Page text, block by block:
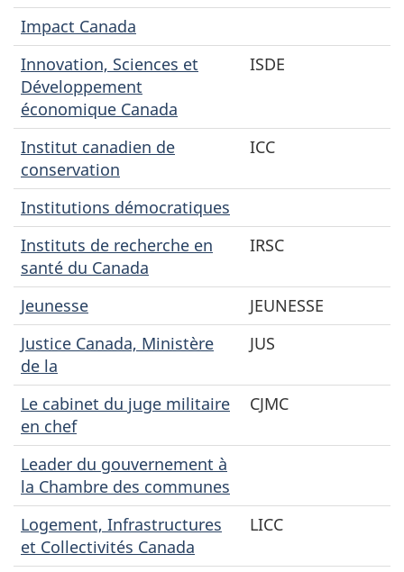
Impact Canada
Innovation, Sciences et
Développement
économique Canada
ISDE
Institut canadien de
conservation
ICC
Institutions démocratiques
Instituts de recherche en
santé du Canada
IRSC
Jeunesse
JEUNESSE
Justice Canada, Ministère
de la
JUS
Le cabinet du juge militaire
en chef
CJMC
Leader du gouvernement à
la Chambre des communes
Logement, Infrastructures
et Collectivités Canada
LICC